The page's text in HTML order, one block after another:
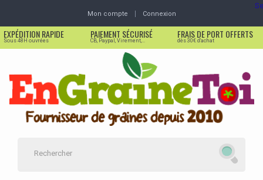
Mon compte Connexion
EXPÉDITION RAPIDE
Sous 48H ouvrées
PAIEMENT SÉCURISÉ
CB, Paypal, Virement,...
FRAIS DE PORT OFFERTS
dès 30€ d'achat